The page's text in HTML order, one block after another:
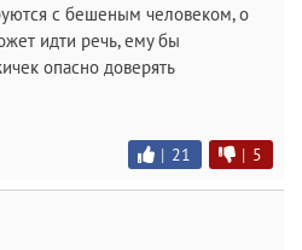
с бешеным человеком, о
идти речь, ему бы
опасно доверять
| 21 | 5